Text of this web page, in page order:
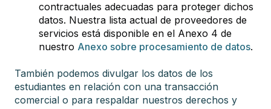
contractuales adecuadas para proteger dichos
datos. Nuestra lista actual de proveedores de
servicios está disponible en el Anexo 4 de
nuestro Anexo sobre procesamiento de datos.
También podemos divulgar los datos de los
estudiantes en relación con una transacción
comercial o para respaldar nuestros derechos y